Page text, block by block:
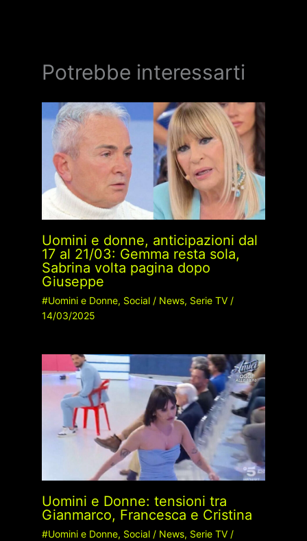
Potrebbe interessarti
Uomini e donne, anticipazioni dal
17 al 21/03: Gemma resta sola,
Sabrina volta pagina dopo
Giuseppe
#Uomini e Donne, Social/ News, Serie TV/
14/03/2025
Uomini e Donne: tensioni tra
Gianmarco, Francesca e Cristina
#Uomini e Donne, Social/ News, Serie TV/